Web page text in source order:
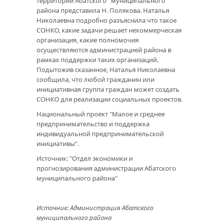
района представила Н. Полякова. Наталья
Николаевна подробно разъяснила что такое
СОНКО, какие задачи решает некоммерческая
организация, какие полномочия
осуществляются администрацией района в
рамках поддержки таких организаций.
Подытожив сказанное, Наталья Николаевна
сообщила, что любой гражданин или
инициативная группа граждан может создать
СОНКО для реализации социальных проектов.
Национальный проект "Малое и среднее
предпринимательство и поддержка
индивидуальной предпринимательской
инициативы".
Источник: "Отдел экономики и
прогнозирования администрации Абатского
муниципального района"
Источник: Администрация Абатского
муниципального района